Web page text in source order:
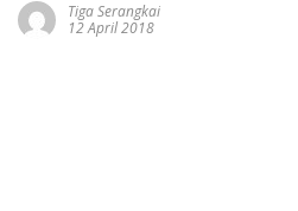
Tiga Serangkai
12 April 2018